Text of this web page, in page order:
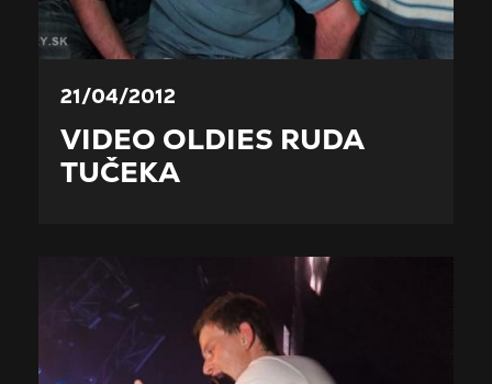
21/04/2012
VIDEO OLDIES RUDA
TUČEKA